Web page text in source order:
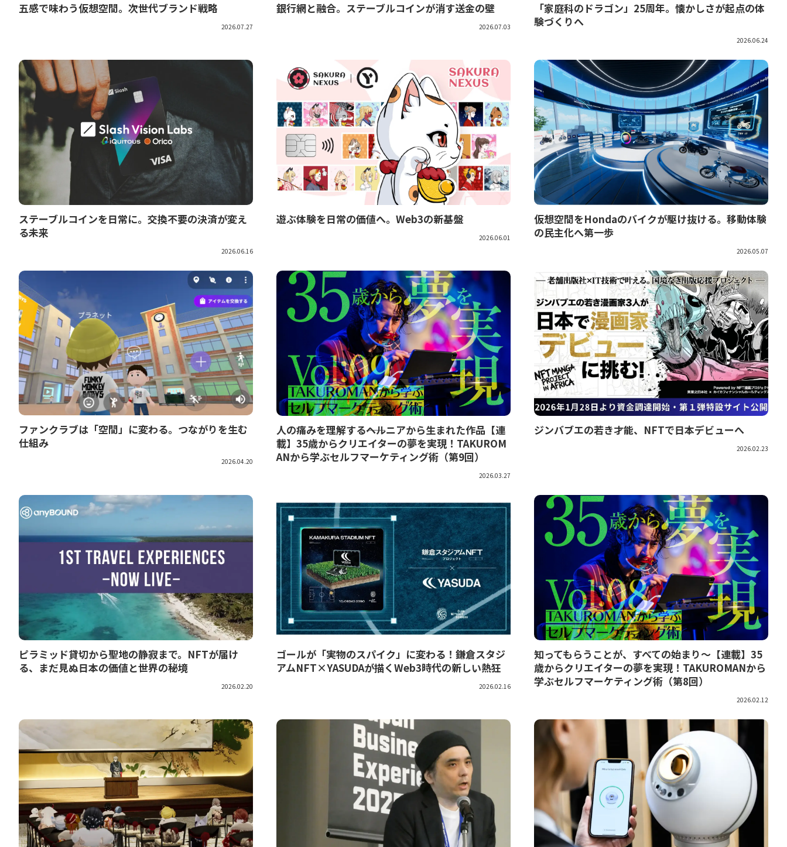
五感で味わう仮想空間。次世代ブランド戦略
2026.07.27
銀行網と融合。ステーブルコインが消す送金の壁
2026.07.03
「家庭科のドラゴン」25周年。懐かしさが起点の体
験づくりへ
2026.06.24
ステーブルコインを日常に。交換不要の決済が変え
る未来
2026.06.16
遊ぶ体験を日常の価値へ。Web3の新基盤
2026.06.01
仮想空間をHondaのバイクが駆け抜ける。移動体験
の民主化へ第一歩
2026.05.07
ファンクラブは「空間」に変わる。つながりを生む
仕組み
2026.04.20
人の痛みを理解する――ヘルニアから生まれた作品【連
載】35歳からクリエイターの夢を実現！TAKUROM
ANから学ぶセルフマーケティング術（第9回）
2026.03.27
ジンバブエの若き才能、NFTで日本デビューへ
2026.02.23
ピラミッド貸切から聖地の静寂まで。NFTが届け
る、まだ見ぬ日本の価値と世界の秘境
2026.02.20
ゴールが「実物のスパイク」に変わる！鎌倉スタジ
アムNFT×YASUDAが描くWeb3時代の新しい熱狂
2026.02.16
知ってもらうことが、すべての始まり～【連載】35
歳からクリエイターの夢を実現！TAKUROMANから
学ぶセルフマーケティング術（第8回）
2026.02.12